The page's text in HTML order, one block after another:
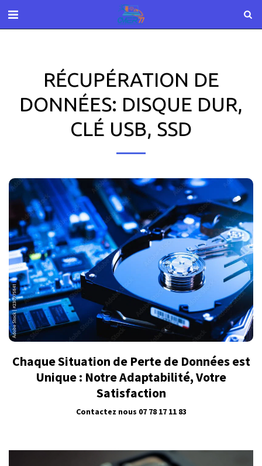
RÉCUPÉRATION DE
DONNÉES: DISQUE DUR,
CLÉ USB, SSD
Chaque Situation de Perte de Données est
Unique : Notre Adaptabilité, Votre
Satisfaction
Contactez nous 07 78 17 11 83